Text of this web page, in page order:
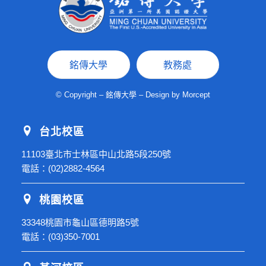
銘傳大學 教務處
© Copyright – 銘傳大學 – Design by Morcept
台北校區
11103臺北市士林區中山北路5段250號
電話： (02)2882-4564
桃園校區
33348桃園市龜山區德明路5號
電話： (03)350-7001